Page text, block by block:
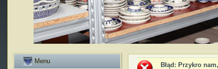
Menu
Błąd : Przykro